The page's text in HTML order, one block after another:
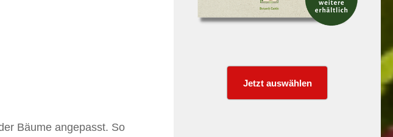
Bäume angepasst. So
Jetzt auswählen